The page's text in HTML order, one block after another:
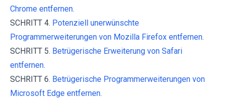
Chrome entfernen.
SCHRITT 4. Potenziell unerwünschte
Programmerweiterungen von Mozilla Firefox entfernen.
SCHRITT 5. Betrügerische Erweiterung von Safari
entfernen.
SCHRITT 6. Betrügerische Programmerweiterungen von
Microsoft Edge entfernen.